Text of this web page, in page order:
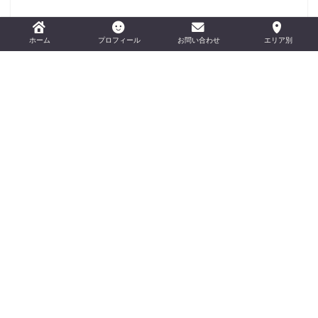
ホーム プロフィール お問い合わせ エリア別